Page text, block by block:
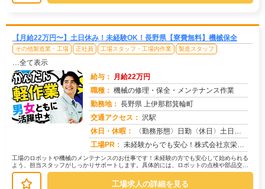
【月給22万円〜】土日休み！未経験OK！長野県【寮費無料】機械保全
その他製造業・工場 正社員 工場スタッフ・工場内作業 製造スタッフ
…全て表示
給与： 月給22万円
職種： 機械の修理・保全・メンテナンス作業
勤務地： 長野県 上伊那郡箕輪町
交通アクセス： 沢駅
休日・休暇：
〈勤務形態〉日勤〈休日〉土日※職場カレンダーによる
工場PR： 未経験からでも安心！株式会社京栄センターで新しい一歩を踏み出してみませんか？☆2000人以上の紹介実績！専任スタッ...
工場のロボットや機械のメンテナンスのお仕事です！未経験の方でも安心して始められる
よう、担当スタッフがしっかりサポートします。具体的には、ロボットの点検や部品交
換、不具合の修理、そして機械が故障し...
工場求人の詳細を見る